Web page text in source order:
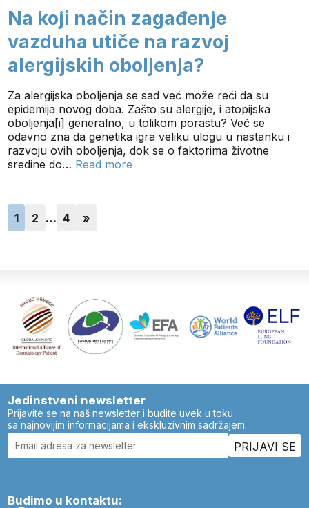
Na koji način zagađenje
vazduha utiče na razvoj
alergijskih oboljenja?
Za alergijska oboljenja se sad već može reći da su
epidemija novog doba. Zašto su alergije, i atopijska
oboljenja[i] generalno, u tolikom porastu? Već se
odavno zna da genetika igra veliku ulogu u nastanku i
razvoju ovih oboljenja, dok se o faktorima životne
sredine do… Read more
1 2 … 4 »
Jedinstveni newsletter
Prijavite se na naš newsletter i budite uvek u toku
sa najnovijim informacijama i ekskluzivnim sadržajem.
Budimo u kontaktu: